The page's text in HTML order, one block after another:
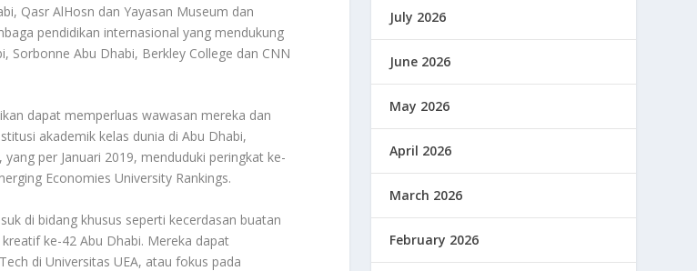
Qasr AlHosn dan Yayasan Museum dan
pendidikan internasional yang mendukung
Sorbonne Abu Dhabi, Berkley College dan CNN
dapat memperluas wawasan mereka dan
akademik kelas dunia di Abu Dhabi,
per Januari 2019, menduduki peringkat ke-
Economies University Rankings.
di bidang khusus seperti kecerdasan buatan
ke-42 Abu Dhabi. Mereka dapat
di Universitas UEA, atau fokus pada
July 2026
June 2026
May 2026
April 2026
March 2026
February 2026